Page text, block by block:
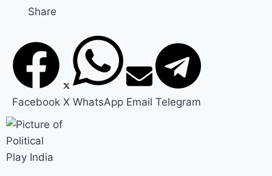
Share
Facebook X WhatsApp Email Telegram